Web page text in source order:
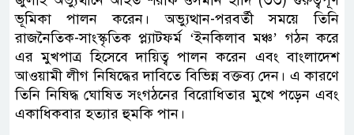
ভূমিকা পালন করেন। অভ্যুত্থান-পরবর্তী সময়ে তিনি
রাজনৈতিক-সাংস্কৃতিক প্ল্যাটফর্ম ‘ইনকিলাব মঞ্চ’ গঠন করে
এর মুখপাত্র হিসেবে দায়িত্ব পালন করেন এবং বাংলাদেশ
আওয়ামী লীগ নিষিদ্ধের দাবিতে বিভিন্ন বক্তব্য দেন। এ কারণে
তিনি নিষিদ্ধ ঘোষিত সংগঠনের বিরোধিতার মুখে পড়েন এবং
একাধিকবার হত্যার হুমকি পান।